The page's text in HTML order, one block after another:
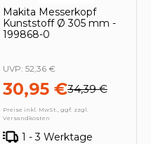
Makita Messerkopf
Kunststoff Ø 305 mm -
199868-0
30,95 €34,39 €
UVP: 52,36 €
Preise inkl. MwSt., ggf. zzgl.
Versandkosten
1 - 3 Werktage